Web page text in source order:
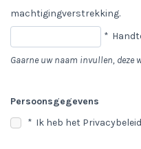
machtigingverstrekking.
*
Gaarne uw naam invullen,
Persoonsgegevens
* Ik heb het